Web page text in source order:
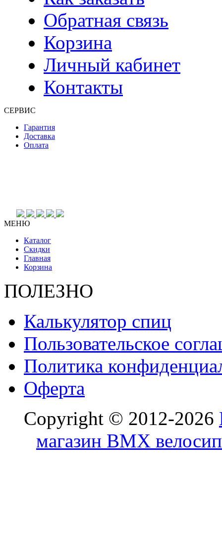
Обратная связь
Корзина
Личный кабинет
Контакты
СЕРВИС
Гарантия
Доставка
Оплата
МЕНЮ
Каталог
Скидки
Главная
Корзина
ПОЛЕЗНО
Калькулятор спиц
Пользовательское
Политика
Оферта
Copyright © 2012-2026
магазин BMX